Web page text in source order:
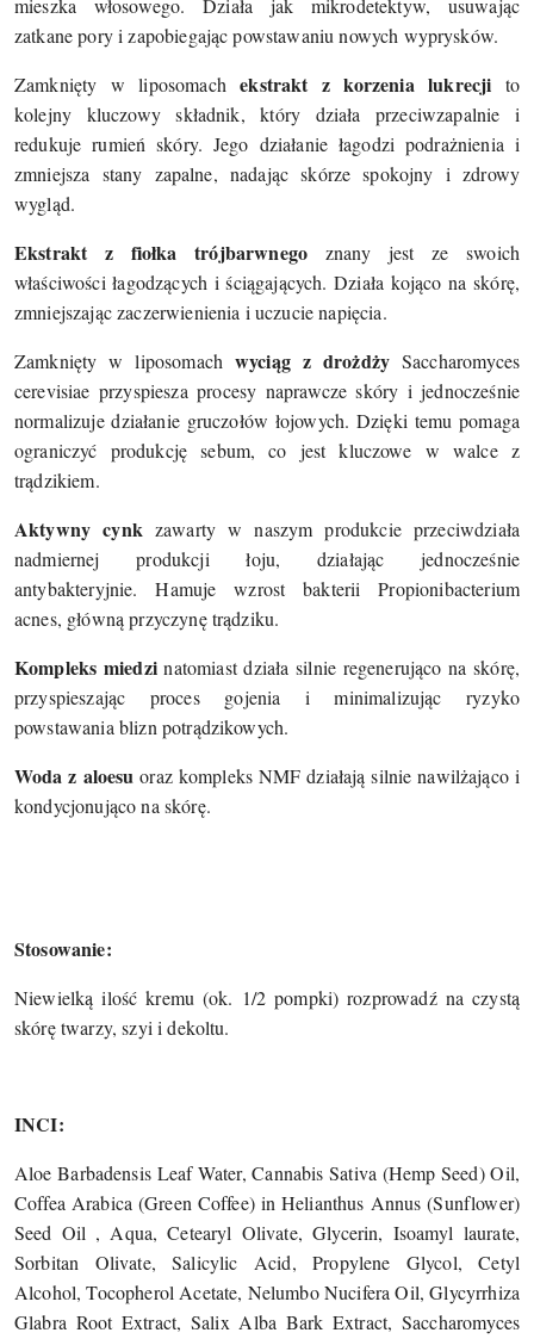
mieszka włosowego. Działa jak mikrodetektyw, usuwając
zatkane pory i zapobiegając powstawaniu nowych wyprysków.
Zamknięty w liposomachekstrakt z korzenia lukrecji to
kolejny kluczowy składnik, który działa przeciwzapalnie i
redukuje rumień skóry. Jego działanie łagodzi podrażnienia i
zmniejsza stany zapalne, nadając skórze spokojny i zdrowy
wygląd.
Ekstrakt z fiołka trójbarwnego znany jest ze swoich
właściwości łagodzących i ściągających. Działa kojąco na skórę,
zmniejszając zaczerwienienia i uczucie napięcia.
Zamknięty w liposomach wyciąg z drożdży Saccharomyces
cerevisiae przyspiesza procesy naprawcze skóry i jednocześnie
normalizuje działanie gruczołów łojowych. Dzięki temu pomaga
ograniczyć produkcję sebum, co jest kluczowe w walce z
trądzikiem.
Aktywny cynk zawarty w naszym produkcie przeciwdziała
nadmiernej produkcji łoju, działając jednocześnie
antybakteryjnie. Hamuje wzrost bakterii Propionibacterium
acnes, główną przyczynę trądziku.
Kompleks miedzinatomiast działa silnie regenerująco na skórę,
przyspieszając proces gojenia i minimalizując ryzyko
powstawania blizn potrądzikowych.
Woda z aloesu oraz kompleks NMF działają silnie nawilżająco i
kondycjonująco na skórę.
Stosowanie:
Niewielką ilość kremu (ok. 1/2 pompki) rozprowadź na czystą
skórę twarzy, szyi i dekoltu.
INCI:
Aloe Barbadensis Leaf Water, Cannabis Sativa (Hemp Seed) Oil,
Coffea Arabica (Green Coffee) in Helianthus Annus (Sunflower)
Seed Oil , Aqua, Cetearyl Olivate, Glycerin, Isoamyl laurate,
Sorbitan Olivate, Salicylic Acid, Propylene Glycol, Cetyl
Alcohol, Tocopherol Acetate, Nelumbo Nucifera Oil, Glycyrrhiza
Glabra Root Extract, Salix Alba Bark Extract, Saccharomyces